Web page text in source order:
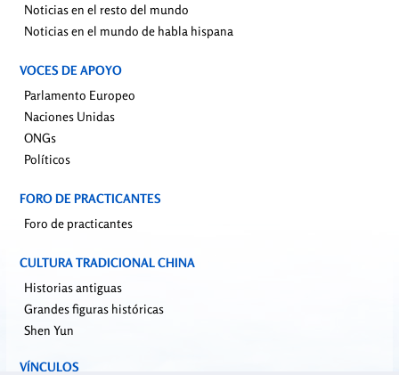
Noticias en el resto del mundo
Noticias en el mundo de habla hispana
VOCES DE APOYO
Parlamento Europeo
Naciones Unidas
ONGs
Políticos
FORO DE PRACTICANTES
Foro de practicantes
CULTURA TRADICIONAL CHINA
Historias antiguas
Grandes figuras históricas
Shen Yun
VÍNCULOS